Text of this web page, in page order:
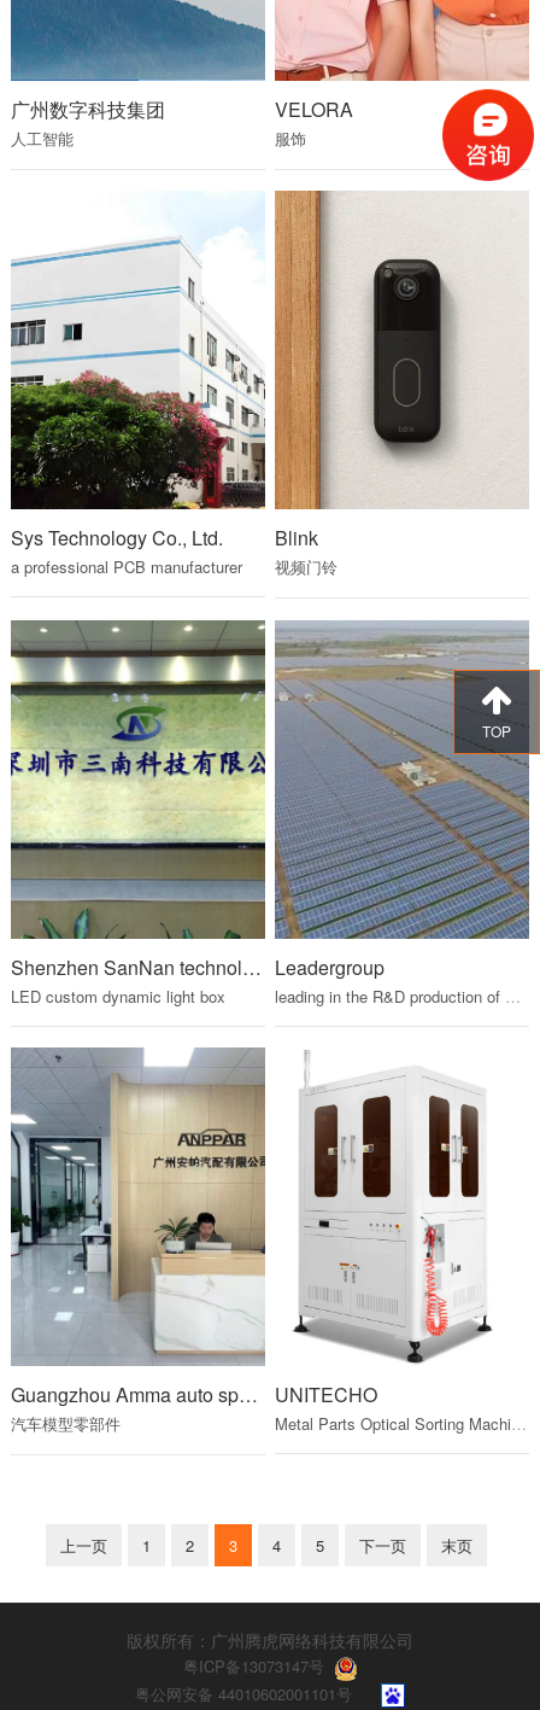
TOP
广州数字科技集团
人工智能
VELORA
服饰
Sys Technology Co., Ltd.
a professional PCB manufacturer
Blink
视频门铃
Shenzhen SanNan technology co., ltd.
LED custom dynamic light box
Leadergroup
leading in the R&D production of solar
Guangzhou Amma auto spare parts Co., Ltd.
汽车模型零部件
UNITECHO
Metal Parts Optical Sorting Machine
上一页 1 2 3 4 5 下一页 末页
版权所有：广州腾虎网络科技有限公司
粤ICP备13073147号
粤公网安备 44010602001101号